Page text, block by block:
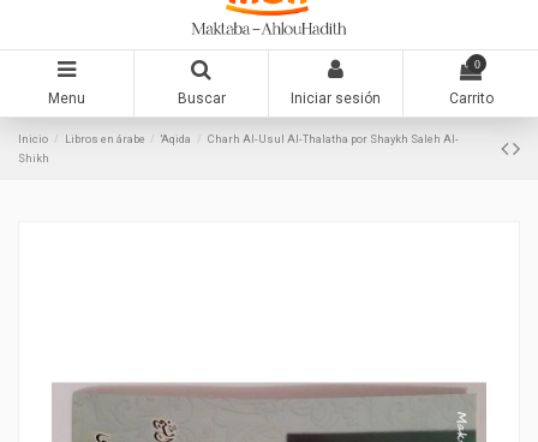
Menu Buscar Iniciar sesión
0
Carrito
Inicio Libros en árabe 'Aqida
Charh Al-Usul Al-Thalatha por Shaykh Saleh Al-
Shikh